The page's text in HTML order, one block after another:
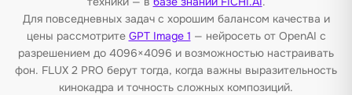
Для повседневных задач с хорошим балансом качества и
цены рассмотрите GPT Image 1 — нейросеть от OpenAI с
разрешением до 4096×4096 и возможностью настраивать
фон. FLUX 2 PRO берут тогда, когда важны выразительность
кинокадра и точность сложных композиций.